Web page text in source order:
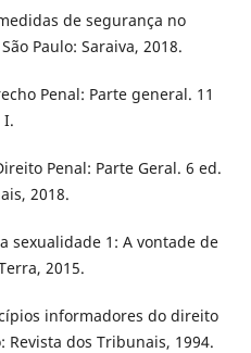
de segurança no
Paulo: Saraiva, 2018.
Penal: Parte general. 11
I.
Penal: Parte Geral. 6 ed.
2018.
sexualidade 1: A vontade de
2015.
informadores do direito
Revista dos Tribunais, 1994.